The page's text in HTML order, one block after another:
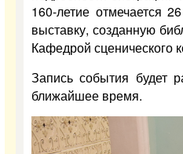
160-летие отмечается
выставку, созданную
Кафедрой
Запись события будет
ближайшее время.